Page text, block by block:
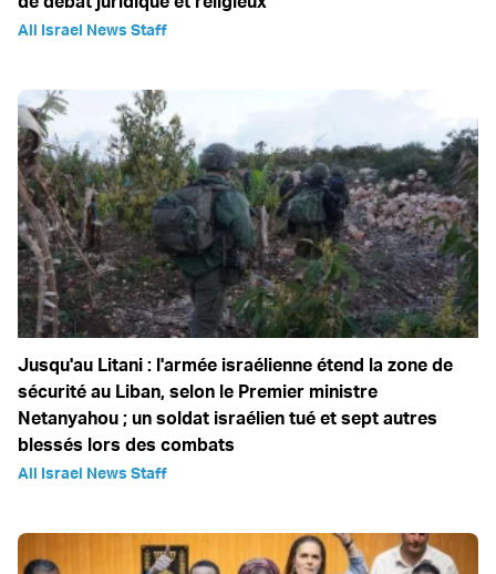
All Israel News Staff
Jusqu'au Litani : l'armée israélienne étend la zone de
sécurité au Liban, selon le Premier ministre
Netanyahou ; un soldat israélien tué et sept autres
blessés lors des combats
All Israel News Staff